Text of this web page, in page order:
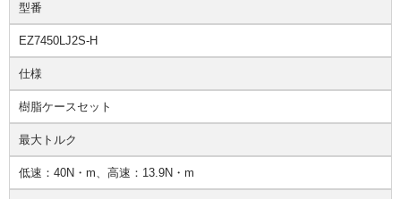
型番
EZ7450LJ2S-H
仕様
樹脂ケースセット
最大トルク
低速：40N・m、高速：13.9N・m